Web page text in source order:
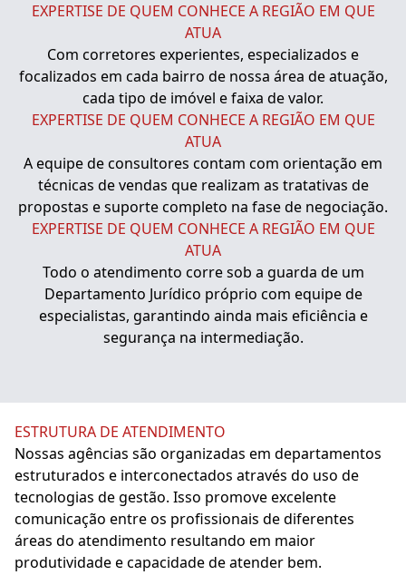
EXPERTISE DE QUEM CONHECE A REGIÃO EM QUE
ATUA
Com corretores experientes, especializados e
focalizados em cada bairro de nossa área de atuação,
cada tipo de imóvel e faixa de valor.
EXPERTISE DE QUEM CONHECE A REGIÃO EM QUE
ATUA
A equipe de consultores contam com orientação em
técnicas de vendas que realizam as tratativas de
propostas e suporte completo na fase de negociação.
EXPERTISE DE QUEM CONHECE A REGIÃO EM QUE
ATUA
Todo o atendimento corre sob a guarda de um
Departamento Jurídico próprio com equipe de
especialistas, garantindo ainda mais eficiência e
segurança na intermediação.
ESTRUTURA DE ATENDIMENTO
Nossas agências são organizadas em departamentos
estruturados e interconectados através do uso de
tecnologias de gestão. Isso promove excelente
comunicação entre os profissionais de diferentes
áreas do atendimento resultando em maior
produtividade e capacidade de atender bem.